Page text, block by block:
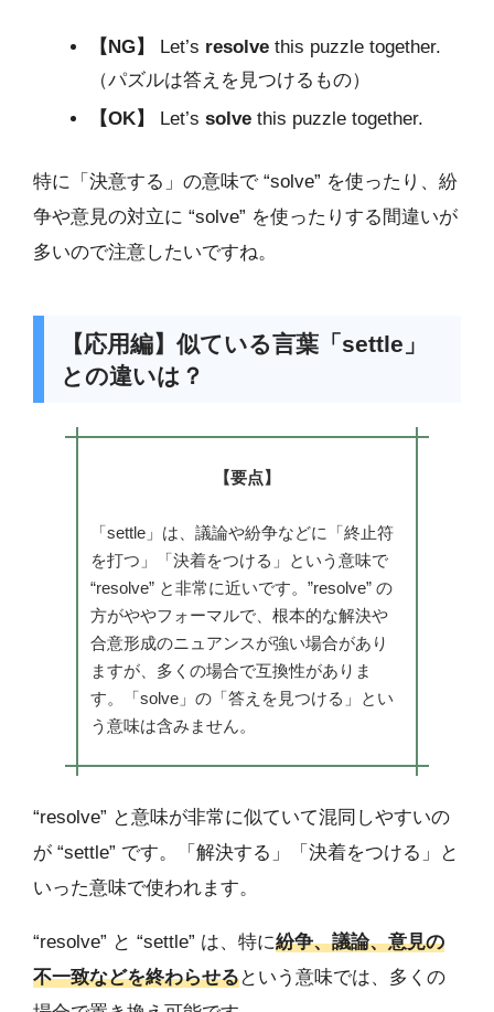
【NG】 Let’s resolve this puzzle together.
（パズルは答えを見つけるもの）
【OK】
Let’s solve this puzzle together.
特に「決意する」の意味で “solve” を使ったり、紛
争や意見の対立に “solve” を使ったりする間違いが
多いので注意したいですね。
【応用編】似ている言葉「settle」
との違いは？
【要点】
「settle」は、議論や紛争などに「終止符
を打つ」「決着をつける」という意味で
“resolve” と非常に近いです。”resolve” の
方がややフォーマルで、根本的な解決や
合意形成のニュアンスが強い場合があり
ますが、多くの場合で互換性がありま
す。「solve」の「答えを見つける」とい
う意味は含みません。
“resolve” と意味が非常に似ていて混同しやすいの
が “settle” です。「解決する」「決着をつける」と
いった意味で使われます。
“resolve” と “settle” は、特に紛争、議論、意見の
不一致などを終わらせるという意味では、多くの